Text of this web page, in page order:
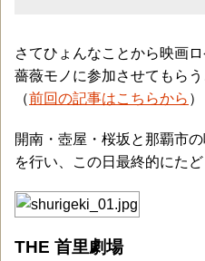
さてひょんなことから映画
薔薇モノに参加させてもらう
（前回の記事はこちらから ）
開南・壺屋・桜坂と那覇市
を行い、この日最終的にた
THE 首里劇場